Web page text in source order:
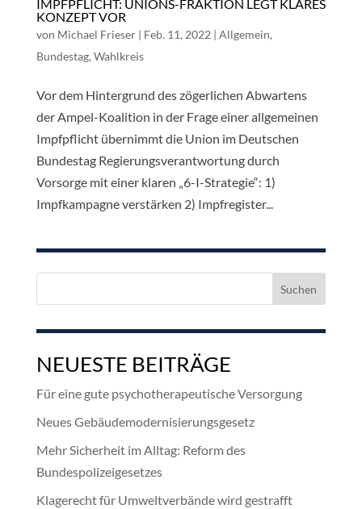
IMPFPFLICHT: UNIONS-FRAKTION LEGT KLARES
KONZEPT VOR
von Michael Frieser| Feb. 11, 2022 | Allgemein,
Bundestag, Wahlkreis
Vor dem Hintergrund des zögerlichen Abwartens
der Ampel-Koalition in der Frage einer allgemeinen
Impfpflicht übernimmt die Union im Deutschen
Bundestag Regierungsverantwortung durch
Vorsorge mit einer klaren „6-I-Strategie“: 1)
Impfkampagne verstärken 2) Impfregister...
NEUESTE BEITRÄGE
Für eine gute psychotherapeutische Versorgung
Neues Gebäudemodernisierungsgesetz
Mehr Sicherheit im Alltag: Reform des
Bundespolizeigesetzes
Klagerecht für Umweltverbände wird gestrafft